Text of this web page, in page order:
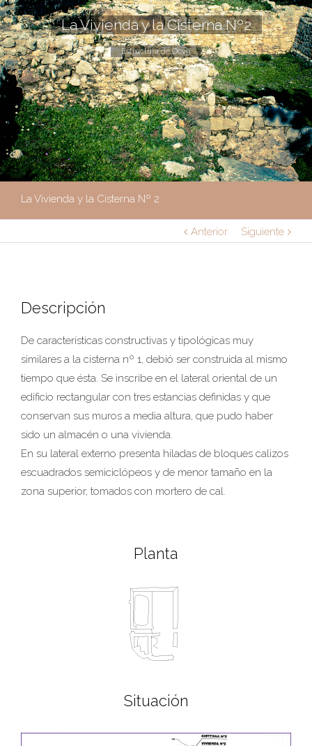
La Vivienda y la Cisterna Nº2
Estructura de Ocvri
La Vivienda y la Cisterna Nº 2
Anterior Siguiente
Descripción
De características constructivas y tipológicas muy
similares a la cisterna nº 1, debió ser construida al mismo
tiempo que ésta. Se inscribe en el lateral oriental de un
edificio rectangular con tres estancias definidas y que
conservan sus muros a media altura, que pudo haber
sido un almacén o una vivienda.
En su lateral externo presenta hiladas de bloques calizos
escuadrados semiciclópeos y de menor tamaño en la
zona superior, tomados con mortero de cal.
Planta
Situación